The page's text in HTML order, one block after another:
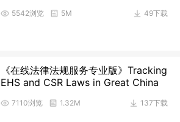
49下载
5542浏览 5M
《在线法律法规服务专业版》Tracking
EHS and CSR Laws in Great China
137下载
7110浏览 1.32M